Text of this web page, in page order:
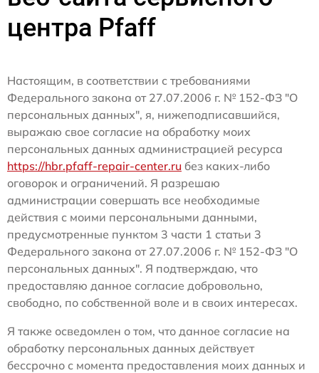
центра Pfaff
Настоящим, в соответствии с требованиями
Федерального закона от 27.07.2006 г. № 152-ФЗ "О
персональных данных", я, нижеподписавшийся,
выражаю свое согласие на обработку моих
персональных данных администрацией ресурса
https://hbr.pfaff-repair-center.ru без каких-либо
оговорок и ограничений. Я разрешаю
администрации совершать все необходимые
действия с моими персональными данными,
предусмотренные пунктом 3 части 1 статьи 3
Федерального закона от 27.07.2006 г. № 152-ФЗ "О
персональных данных". Я подтверждаю, что
предоставляю данное согласие добровольно,
свободно, по собственной воле и в своих интересах.
Я также осведомлен о том, что данное согласие на
обработку персональных данных действует
бессрочно с момента предоставления моих данных и